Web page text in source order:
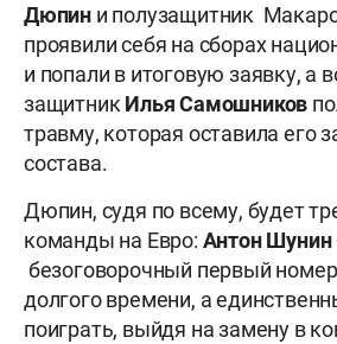
Дюпин и полузащитник
проявили себя на сборах
и попали в итоговую заявку, а
защитникИлья Самошников
травму, которая оставила его
состава.
Дюпин, судя по всему, будет
команды на Евро: Антон Шунин
безоговорочный первый
долгого времени, а
поиграть, выйдя на замену в